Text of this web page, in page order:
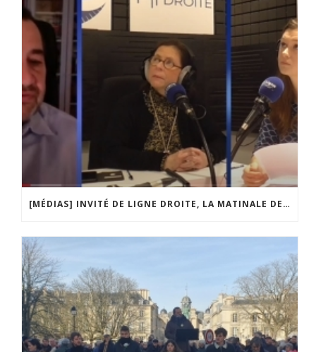
[MÉDIAS] INVITÉ DE LIGNE DROITE, LA MATINALE DE RADIO COURTOISIE